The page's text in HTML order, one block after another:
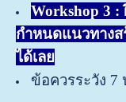
Workshop 3
กำหนดแนวทางส
ได้เลย
ข้อควรระวัง 7